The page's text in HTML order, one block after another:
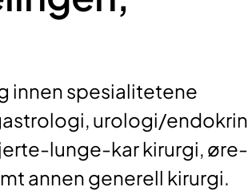
innen spesialitetene
urologi/endokrin
lunge-kar kirurgi, øre-
annen generell kirurgi.